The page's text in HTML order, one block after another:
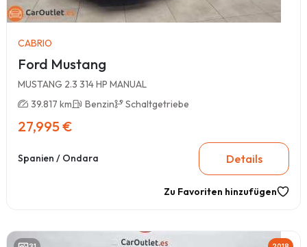
CABRIO
Ford Mustang
MUSTANG 2.3 314 HP MANUAL
39.817 km
Benzin Schaltgetriebe
27,995 €
Spanien / Ondara Details
Zu Favoriten hinzufügen